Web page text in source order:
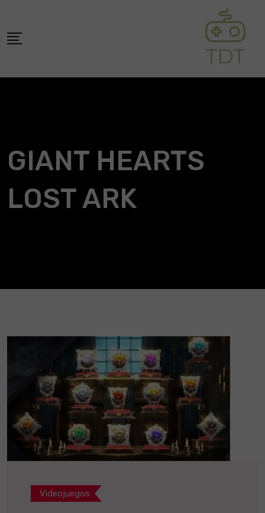
content
GIANT HEARTS
LOST ARK
Videojuegos